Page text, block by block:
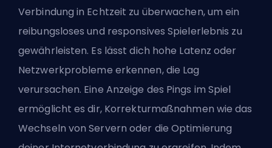
Verbindung in Echtzeit zu überwachen, um ein
reibungsloses und responsives Spielerlebnis zu
gewährleisten. Es lässt dich hohe Latenz oder
Netzwerkprobleme erkennen, die Lag
verursachen. Eine Anzeige des Pings im Spiel
ermöglicht es dir, Korrekturmaßnahmen wie das
Wechseln von Servern oder die Optimierung